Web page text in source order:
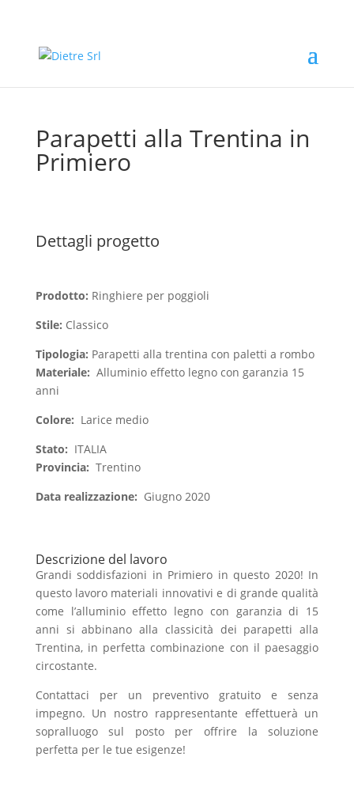
Parapetti alla Trentina in
Primiero
Dettagli progetto
Prodotto: Ringhiere per poggioli
Stile: Classico
Tipologia: Parapetti alla trentina con paletti a rombo
Materiale: Alluminio effetto legno con garanzia 15
anni
Colore: Larice medio
Stato: ITALIA
Provincia: Trentino
Data realizzazione: Giugno 2020
Descrizione del lavoro
Grandi soddisfazioni in Primiero in questo 2020! In
questo lavoro materiali innovativi e di grande qualità
come l’alluminio effetto legno con garanzia di 15
anni si abbinano alla classicità dei parapetti alla
Trentina, in perfetta combinazione con il paesaggio
circostante.
Contattaci per un preventivo gratuito e senza
impegno. Un nostro rappresentante effettuerà un
sopralluogo sul posto per offrire la soluzione
perfetta per le tue esigenze!